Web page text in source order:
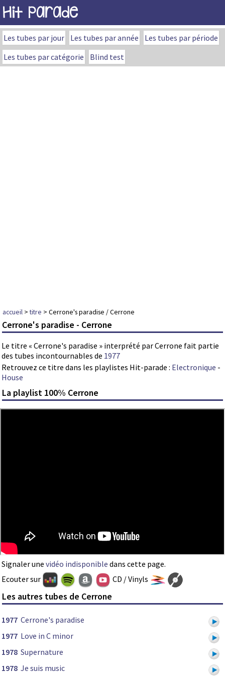
Hit Parade
Les tubes par jour Les tubes par année
Les tubes par période
Les tubes par catégorie
Blind test
accueil >titre > Cerrone's paradise / Cerrone
Cerrone's paradise - Cerrone
Le titre « Cerrone's paradise » interprété par Cerrone fait partie
des tubes incontournables de 1977
Retrouvez ce titre dans les playlistes Hit-parade : Electronique -
House
La playlist 100% Cerrone
Signaler une vidéo indisponible dans cette page.
Ecouter sur
CD / Vinyls
Les autres tubes de Cerrone
1977 Cerrone's paradise
1977 Love in C minor
1978 Supernature
1978 Je suis music